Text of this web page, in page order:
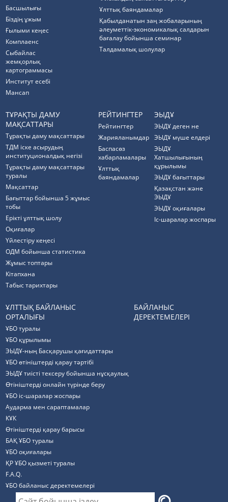
Басшылығы
Біздің ұжым
Ғылыми кеңес
Комплаенс
Cыбайлас
жемқорлық
картограммасы
Институт есебі
Мансап
Ұлттық баяндамалар
Қабылданатын заң жобаларының
әлеуметтік-экономикалық салдарын
бағалау бойынша семинар
Талдамалық шолулар
ТҰРАҚТЫ ДАМУ
МАҚСАТТАРЫ
Тұрақты даму мақсаттары
ТДМ іске асырудың
институционалдық негізі
Тұрақты даму мақсаттары
туралы
Мақсаттар
Бағыттар бойынша 5 жұмыс
тобы
Ерікті ұлттық шолу
Оқиғалар
Үйлестіру кеңесі
ОДМ бойынша статистика
Жұмыс топтары
Кітапхана
Табыс тарихтары
РЕЙТИНГТЕР
Рейтингтер
Жарияланымдар
Баспасөз
хабарламалары
Ұлттық
баяндамалар
ЭЫДҰ
ЭЫДҰ деген не
ЭЫДҰ мүше елдері
ЭЫДҰ
Хатшылығының
құрылымы
ЭЫДҰ бағыттары
Қазақстан және
ЭЫДҰ
ЭЫДҰ оқиғалары
Іс-шаралар жоспары
ҰЛТТЫҚ БАЙЛАНЫС
ОРТАЛЫҒЫ
ҰБО туралы
ҰБО құрылымы
ЭЫДҰ-ның Басқарушы қағидаттары
ҰБО өтініштерді қарау тәртібі
ЭЫДҰ тиісті тексеру бойынша нұсқаулық
Өтініштерді онлайн түрінде беру
ҰБО іс-шаралар жоспары
Аударма мен сараптамалар
КҰК
Өтініштерді қарау барысы
БАҚ ҰБО туралы
ҰБО оқиғалары
ҚР ҰБО қызметі туралы
F.A.Q.
ҰБО байланыс деректемелерi
БАЙЛАНЫС
ДЕРЕКТЕМЕЛЕРІ